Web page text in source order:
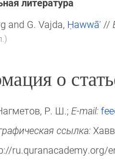
and G. Vajda, Ḥawwāʾ //
о
Р. Ш.; E-mail:
ссылка:
ru.quranacademy.org/